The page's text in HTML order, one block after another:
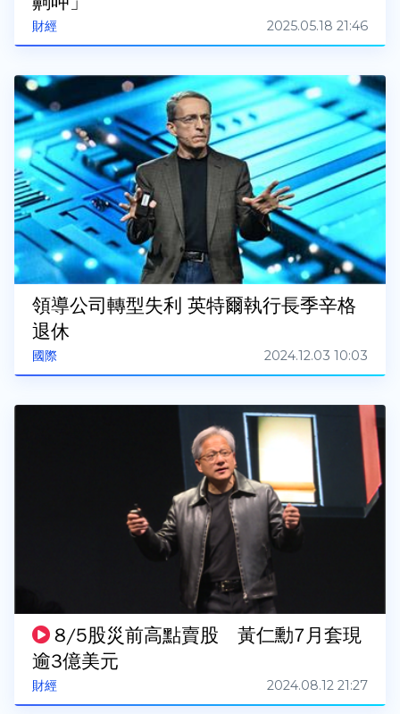
財經 2025.05.18 21:46
國際
領導公司轉型失利 英特爾執行長季辛格
退休
2024.12.03 10:03
財經
8/5股災前高點賣股 黃仁勳7月套現
逾3億美元
2024.08.12 21:27